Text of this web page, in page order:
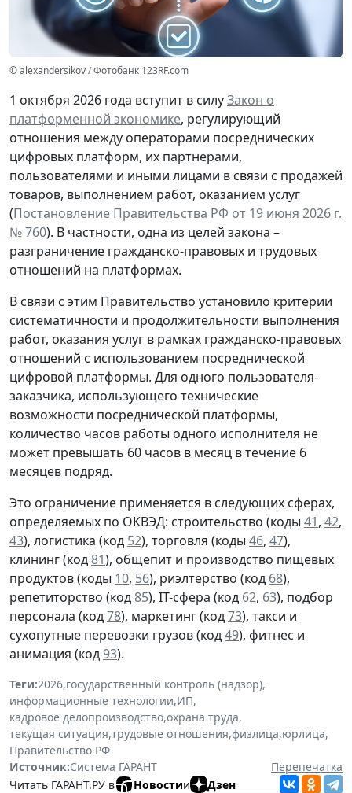
© alexandersikov / Фотобанк 123RF.com
1 октября 2026 года вступит в силуЗакон о
платформенной экономике, регулирующий
отношения между операторами посреднических
цифровых платформ, их партнерами,
пользователями и иными лицами в связи с продажей
товаров, выполнением работ, оказанием услуг
(Постановление Правительства РФ от 19 июня 2026 г.
№ 760). В частности, одна из целей закона –
разграничение гражданско-правовых и трудовых
отношений на платформах.
В связи с этим Правительство установило критерии
систематичности и продолжительности выполнения
работ, оказания услуг в рамках гражданско-правовых
отношений с использованием посреднической
цифровой платформы. Для одного пользователя-
заказчика, использующего технические
возможности посреднической платформы,
количество часов работы одного исполнителя не
может превышать 60 часов в месяц в течение 6
месяцев подряд.
Это ограничение применяется в следующих сферах,
определяемых по ОКВЭД: строительство (коды 41, 42,
43), логистика (код 52), торговля (коды 46, 47),
клининг (код81), общепит и производство пищевых
продуктов (коды 10, 56), риэлтерство (код 68),
репетиторство (код85), IT-сфера (код 62, 63), подбор
персонала (код78), маркетинг (код73), такси и
сухопутные перевозки грузов (код49), фитнес и
анимация (код93).
Теги:2026,государственный контроль (надзор),
информационные технологии,ИП,
кадровое делопроизводство,охрана труда,
текущая ситуация,трудовые отношения,физлица,юрлица,
Правительство РФ
Источник:Система ГАРАНТ
Перепечатка
Читать ГАРАНТ.РУ в
Новостии Дзен